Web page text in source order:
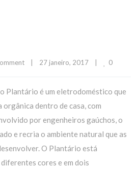
27 janeiro, 2017 0
Plantário é um eletrodoméstico que
dentro de casa, com
por engenheiros gaúchos, o
e recria o ambiente natural que as
O Plantário está
cores e em dois